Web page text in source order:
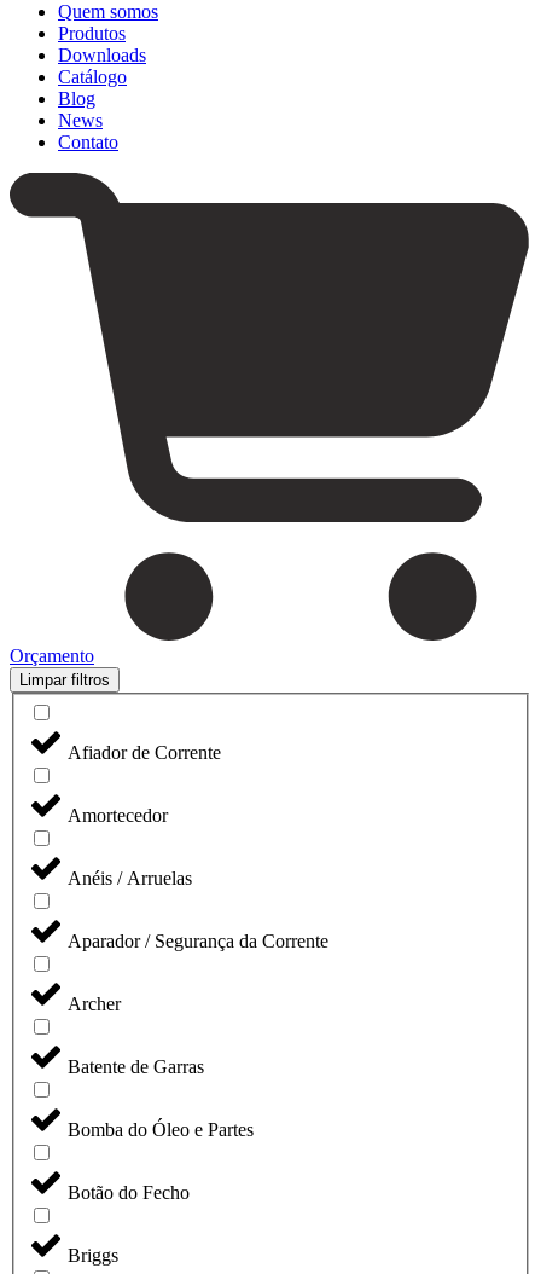
Quem somos
Produtos
Downloads
Catálogo
Blog
News
Contato
Orçamento
Limpar filtros
Afiador de Corrente
Amortecedor
Anéis / Arruelas
Aparador / Segurança da Corrente
Archer
Batente de Garras
Bomba do Óleo e Partes
Botão do Fecho
Briggs